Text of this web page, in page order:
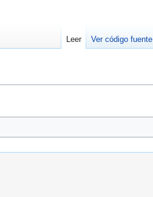
Leer Ver código fuente